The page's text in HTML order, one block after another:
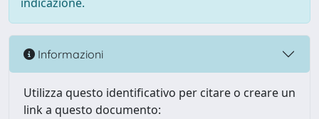
Informazioni
Utilizza questo identificativo per citare o creare un
link a questo documento: